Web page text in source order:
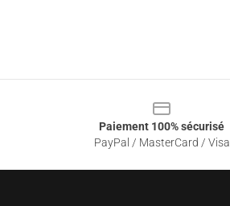
Paiement 100% sécurisé
PayPal / MasterCard / Visa